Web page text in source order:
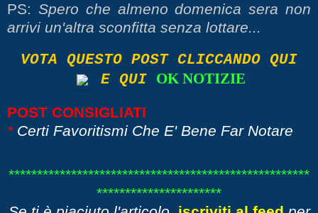
PS: Spero che almeno domenica sera non
arrivi un'altra sconfitta senza lottare...
VOTA QUESTO POST CLICCANDO QUI
E QUI
OK NOTIZIE
POST CONSIGLIATI
* Certi Favoritismi Che E' Bene Far Notare
*****************************************************
**********************